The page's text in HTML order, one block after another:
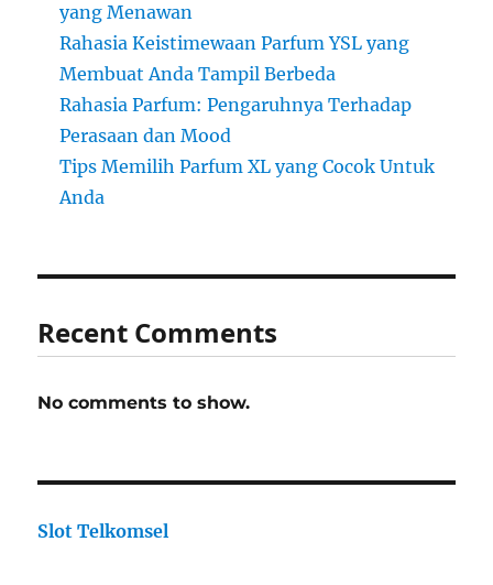
yang Menawan
Rahasia Keistimewaan Parfum YSL yang
Membuat Anda Tampil Berbeda
Rahasia Parfum: Pengaruhnya Terhadap
Perasaan dan Mood
Tips Memilih Parfum XL yang Cocok Untuk
Anda
Recent Comments
No comments to show.
Slot Telkomsel